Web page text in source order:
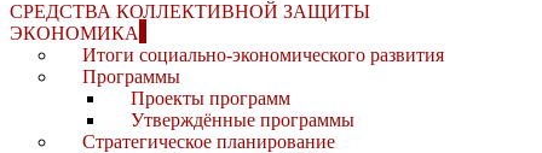
СРЕДСТВА КОЛЛЕКТИВНОЙ ЗАЩИТЫ
ЭКОНОМИКА
Итоги социально-экономического развития
Программы
Проекты программ
Утверждённые программы
Стратегическое планирование